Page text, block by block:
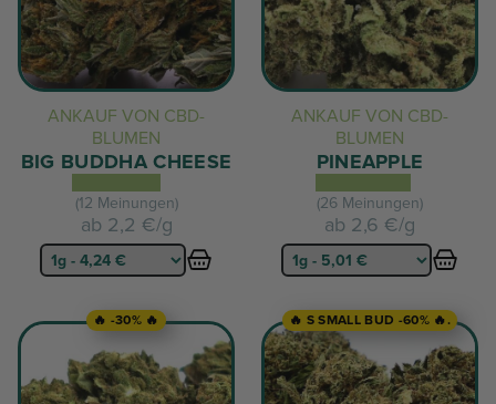
ANKAUF VON CBD-
BLUMEN
BIG BUDDHA CHEESE
(12 Meinungen)
ab 2,2 €/g
ANKAUF VON CBD-
BLUMEN
PINEAPPLE
(26 Meinungen)
ab 2,6 €/g
🔥 -30% 🔥 🔥 S SMALL BUD -60% 🔥.